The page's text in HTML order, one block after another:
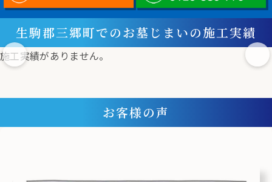
生駒郡三郷町でのお墓じまいの施工実績
施工実績がありません。
お客様の声